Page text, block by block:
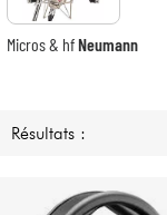
Micros & hfNeumann
Résultats :